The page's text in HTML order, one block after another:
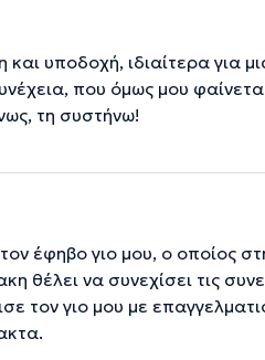
και υποδοχή, ιδιαίτερα
που όμως μου
τη συστήνω!
τον έφηβο γιο μου, ο οποίος
θέλει να συνεχίσει τις
τον γιο μου με